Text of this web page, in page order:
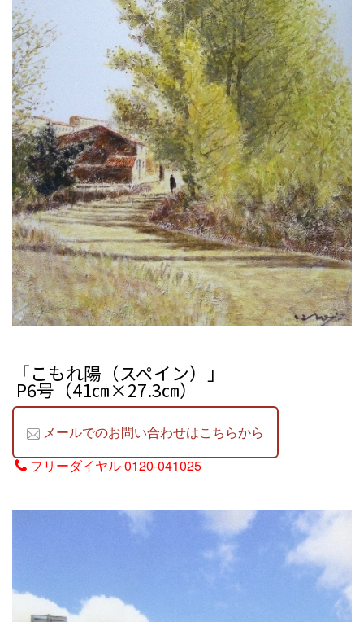
「こもれ陽（スペイン）」
P6号（41㎝×27.3㎝）
メールでのお問い合わせはこちらから
フリーダイヤル0120-041025